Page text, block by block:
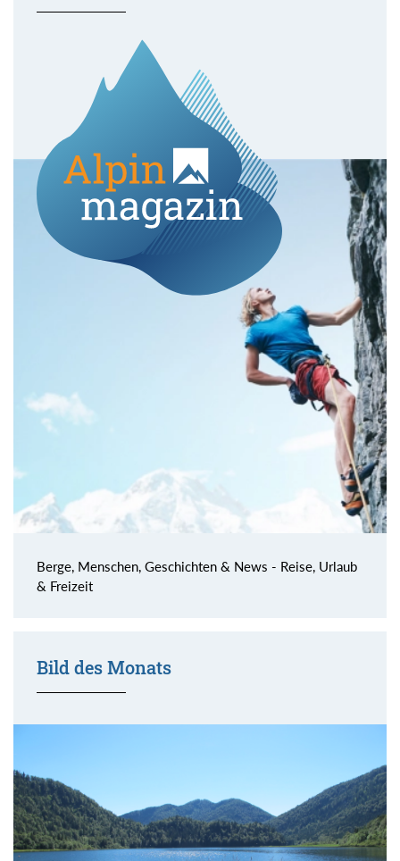
Berge, Menschen, Geschichten & News - Reise, Urlaub
& Freizeit
Bild des Monats